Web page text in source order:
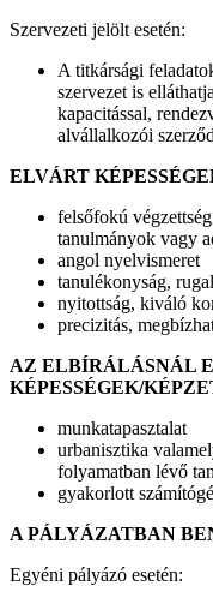
Szervezeti jelölt esetén:
A titkársági
szervezet is
kapacitással,
alvállalkozói
ELVÁRT
felsőfokú
tanulmányok vagy
angol nyelvismeret
tanulékonyság,
nyitottság, kiváló
precizitás,
AZ ELBÍRÁLÁSNÁL
KÉPESSÉGEK/
munkatapasztalat
urbanisztika
folyamatban lévő
gyakorlott
A PÁLYÁZATBAN
Egyéni pályázó esetén: